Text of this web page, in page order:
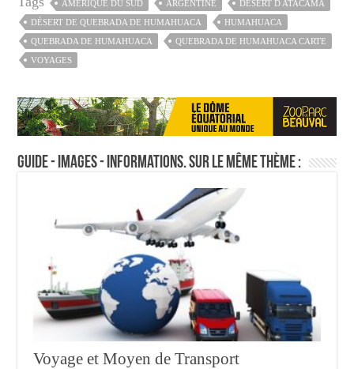
AMÉRIQUE DU SUD ARGENTINE
DÉSERT D ATACAMA
DÉSERT DE QUEBRADA DE HUMAHUACA
HUMAHUACA
QUEBRADA DE HUMAHUACA
QUEBRADA DE HUMAHUACA CARTE
VOYAGES
Guide - Images - Informations. Sur le même thème :
Voyage et Moyen de Transport